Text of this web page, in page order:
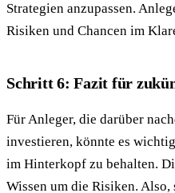
Strategien anzupassen.
Risiken und Chancen im
Schritt 6: Fazit für
Für Anleger, die darüber
investieren, könnte es
im Hinterkopf zu behalten.
Wissen um die Risiken.